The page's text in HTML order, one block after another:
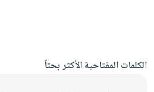
الكلمات المفتاحية الأكثر بحثاً